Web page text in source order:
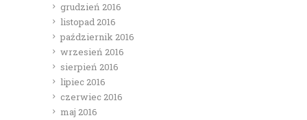
grudzień 2016
listopad 2016
październik 2016
wrzesień 2016
sierpień 2016
lipiec 2016
czerwiec 2016
maj 2016